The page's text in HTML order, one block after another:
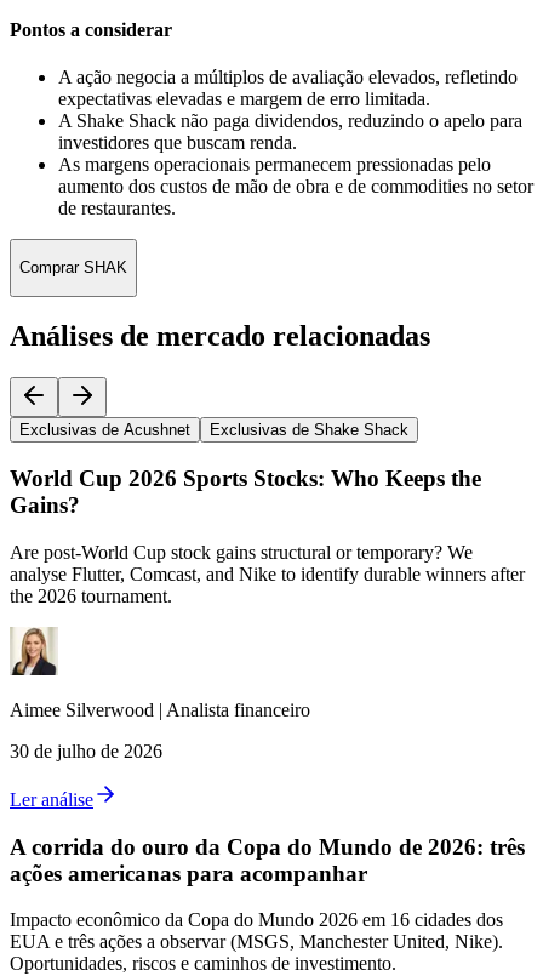
Pontos a considerar
A ação negocia a múltiplos de avaliação elevados, refletindo
expectativas elevadas e margem de erro limitada.
A Shake Shack não paga dividendos, reduzindo o apelo para
investidores que buscam renda.
As margens operacionais permanecem pressionadas pelo
aumento dos custos de mão de obra e de commodities no setor
de restaurantes.
Comprar SHAK
Análises de mercado relacionadas
Exclusivas de Acushnet Exclusivas de Shake Shack
World Cup 2026 Sports Stocks: Who Keeps the
Gains?
Are post-World Cup stock gains structural or temporary? We
analyse Flutter, Comcast, and Nike to identify durable winners after
the 2026 tournament.
Aimee Silverwood | Analista financeiro
30 de julho de 2026
Ler análise
A corrida do ouro da Copa do Mundo de 2026: três
ações americanas para acompanhar
Impacto econômico da Copa do Mundo 2026 em 16 cidades dos
EUA e três ações a observar (MSGS, Manchester United, Nike).
Oportunidades, riscos e caminhos de investimento.